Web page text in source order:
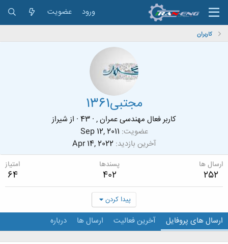
ورود عضویت
کاربران
مجتبی1361
کاربر فعال مهندسی عمران , ·
· از شیراز
عضویت Sep 12, 2011
آخرین بازدید Apr 14, 2022
ارسال ها
252
پسندها
402
امتیاز
64
پیدا کردن
ارسال های پروفایل آخرین فعالیت ارسال ها درباره